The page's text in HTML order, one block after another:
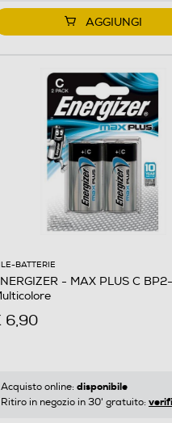
AGGIUNGI
BATTERIE
- MAX PLUS C BP2-
6,90
Acquisto online: disponibile
Ritiro in negozio in 30' gratuito: